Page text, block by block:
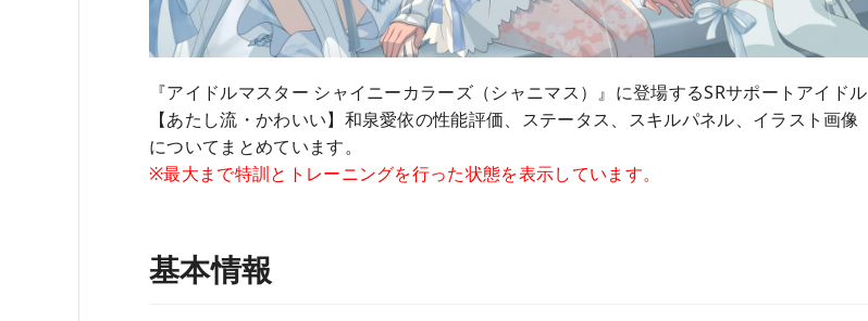
『アイドルマスター シャイニーカラーズ（シャニマス）』に登場するSRサポートアイドル
【あたし流・かわいい】和泉愛依の性能評価、ステータス、スキルパネル、イラスト画像
についてまとめています。
※最大まで特訓とトレーニングを行った状態を表示しています。
基本情報